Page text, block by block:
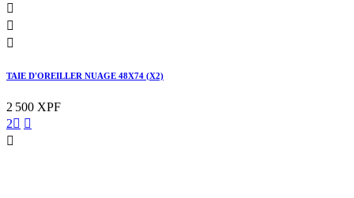



TAIE D'OREILLER NUAGE 48X74 (X2)
2 500 XPF
2 
